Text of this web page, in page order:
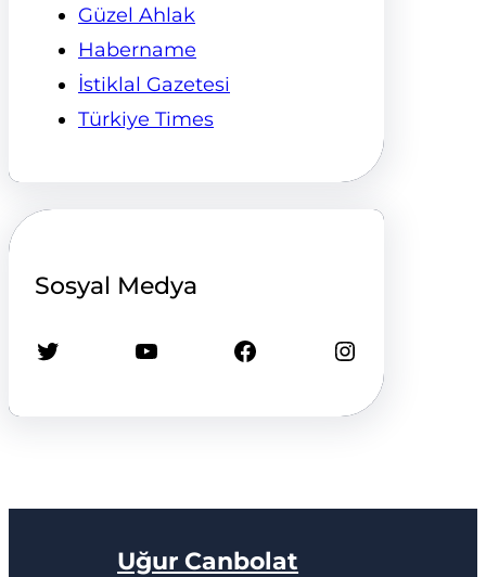
Güzel Ahlak
Habername
İstiklal Gazetesi
Türkiye Times
Sosyal Medya
Twitter YouTube Facebook Instagram
Uğur Canbolat